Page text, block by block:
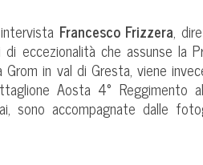
intervista Francesco Frizzera,
eccezionalità che assunse la
Grom in val di Gresta, viene
Aosta 4° Reggimento
sono accompagnate dalle